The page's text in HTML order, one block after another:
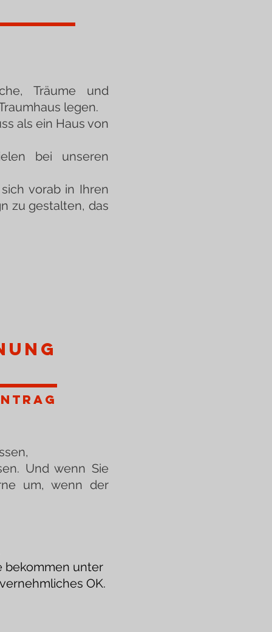
Träume und
legen.
als ein Haus von
bei unseren
vorab in Ihren
zu gestalten, das
Und wenn Sie
um, wenn der
bekommen unter
OK.